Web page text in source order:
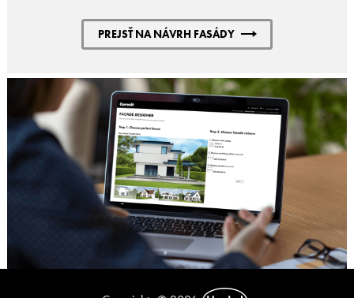
PREJSŤ NA NÁVRH FASÁDY